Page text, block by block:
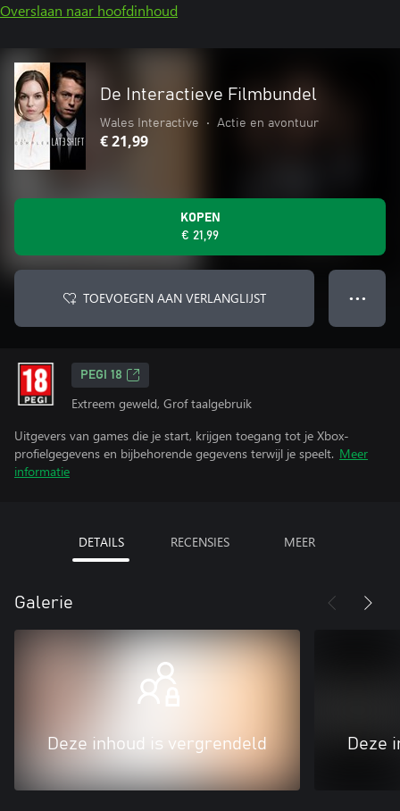
Overslaan naar hoofdinhoud
De Interactieve Filmbundel
Wales Interactive • Actie en avontuur
€ 21,99
KOPEN
€ 21,99
TOEVOEGEN AAN VERLANGLIJST ● ● ●
PEGI 18
Extreem geweld, Grof taalgebruik
Uitgevers van games die je start, krijgen toegang tot je Xbox-
profielgegevens en bijbehorende gegevens terwijl je speelt. Meer
informatie
DETAILS RECENSIES MEER
Galerie
Deze inhoud is vergrendeld Deze